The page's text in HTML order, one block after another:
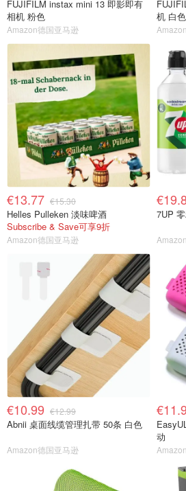
FUJIFILM instax mini 13 即影即有
相机 粉色
Amazon德国亚马逊
机 白色
€13.77 €15.30
Helles Pulleken 淡味啤酒
Subscribe & Save可享9折
Amazon德国亚马逊
7UP
€10.99 €12.99
Abnii 桌面线缆管理扎带 50条 白色
Amazon德国亚马逊
动